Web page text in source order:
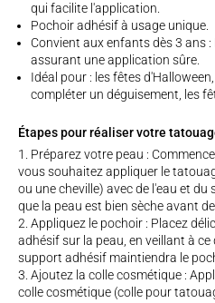
qui facilite l'application.
Pochoir adhésif à usage unique.
Convient aux enfants dès 3 ans :
assurant une application sûre.
Idéal pour : les fêtes
compléter un déguisement, les
Étapes pour réaliser votre
Préparez votre peau :
vous souhaitez appliquer le
ou une cheville) avec de l'eau et
que la peau est bien sèche avant
Appliquez le pochoir : Placez
adhésif sur la peau, en veillant à ce
support adhésif maintiendra le
Ajoutez la colle cosmétique :
colle cosmétique (colle pour